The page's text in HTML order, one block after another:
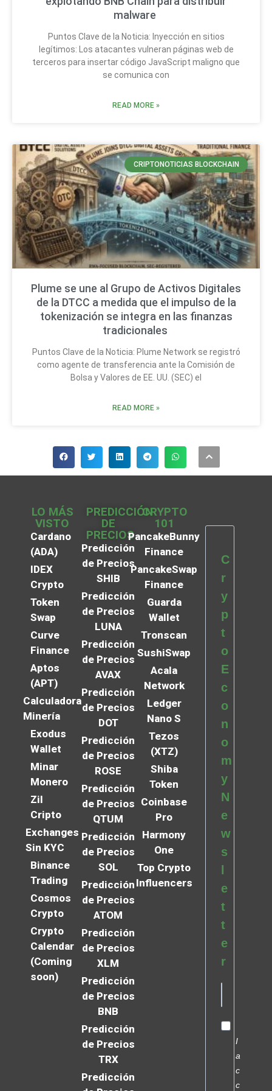
malware
Puntos Clave de la Noticia: Inyección en sitios
legítimos: Los atacantes vulneran páginas web de
terceros para insertar código JavaScript maligno que
se comunica con
READ MORE »
CRIPTONOTICIAS BLOCKCHAIN
Plume se une al Grupo de Activos Digitales
de la DTCC a medida que el impulso de la
tokenización se integra en las finanzas
tradicionales
Puntos Clave de la Noticia: Plume Network se registró
como agente de transferencia ante la Comisión de
Bolsa y Valores de EE. UU. (SEC) el
READ MORE »
LO MÁS
VISTO
Cardano
(ADA)
IDEX
Crypto
Token
Swap
Curve
Finance
Aptos
(APT)
Calculadora
Minería
Exodus
Wallet
Minar
Monero
Zil
Cripto
Exchanges
Sin KYC
Binance
Trading
Cosmos
Crypto
Crypto
Calendar
(Coming
soon)
PREDICCIÓN
DE
PRECIOS
Predicción
de Precios
SHIB
Predicción
de Precios
LUNA
Predicción
de Precios
AVAX
Predicción
de Precios
DOT
Predicción
de Precios
ROSE
Predicción
de Precios
QTUM
Predicción
de Precios
SOL
Predicción
de Precios
ATOM
Predicción
de Precios
XLM
Predicción
de Precios
BNB
Predicción
de Precios
TRX
Predicción
CRYPTO
101
PancakeBunny
Finance
PancakeSwap
Finance
Guarda
Wallet
Tronscan
SushiSwap
Acala
Network
Ledger
Nano S
Tezos
(XTZ)
Shiba
Token
Coinbase
Pro
Harmony
One
Top Crypto
Influencers
C
r
y
p
t
o
E
c
o
n
o
m
y
N
e
w
s
l
e
t
t
e
r
I
a
c
c